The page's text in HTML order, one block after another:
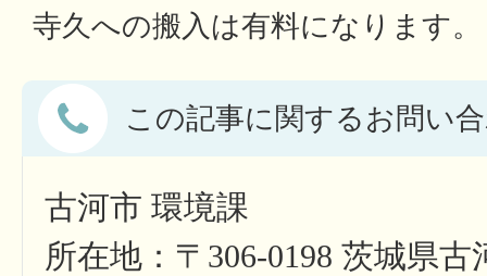
寺久への搬入は有料になります。
この記事に関するお問い
古河市 環境課
所在地：〒306-0198 茨城県古